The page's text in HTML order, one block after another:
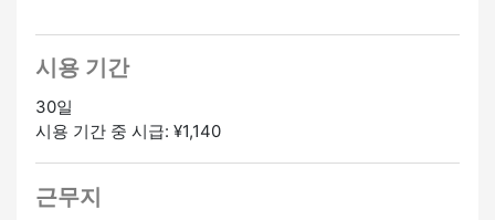
시용 기간
30일
시용 기간 중 시급: ¥1,140
근무지